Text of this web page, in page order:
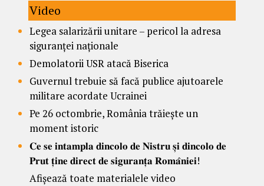
Video
Legea salarizării unitare – pericol la adresa
siguranței naționale
Demolatorii USR atacă Biserica
Guvernul trebuie să facă publice ajutoarele
militare acordate Ucrainei
Pe 26 octombrie, România trăiește un
moment istoric
𝐂𝐞 𝐬𝐞 𝐢𝐧𝐭𝐚𝐦𝐩𝐥𝐚 𝐝𝐢𝐧𝐜𝐨𝐥𝐨 𝐝𝐞 𝐍𝐢𝐬𝐭𝐫𝐮 𝐬̦𝐢 𝐝𝐢𝐧𝐜𝐨𝐥𝐨 𝐝𝐞
𝐏𝐫𝐮𝐭 𝐭̦𝐢𝐧𝐞 𝐝𝐢𝐫𝐞𝐜𝐭 𝐝𝐞 𝐬𝐢𝐠𝐮𝐫𝐚𝐧𝐭̦𝐚 𝐑𝐨𝐦𝐚̂𝐧𝐢𝐞𝐢!
Afișează toate materialele video